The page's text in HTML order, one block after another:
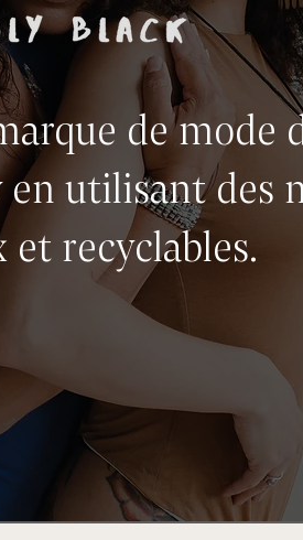
de mode
utilisant des
et recyclables.